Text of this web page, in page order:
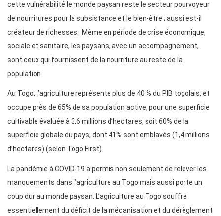
cette vulnérabilité le monde paysan reste le secteur pourvoyeur
de nourritures pour la subsistance et le bien-être ; aussi est-il
créateur de richesses. Même en période de crise économique,
sociale et sanitaire, les paysans, avec un accompagnement,
sont ceux qui fournissent de la nourriture au reste de la
population.
Au Togo, l’agriculture représente plus de 40 % du PIB togolais, et
occupe près de 65% de sa population active, pour une superficie
cultivable évaluée à 3,6 millions d’hectares, soit 60% de la
superficie globale du pays, dont 41% sont emblavés (1,4 millions
d’hectares) (selon Togo First).
La pandémie à COVID-19 a permis non seulement de relever les
manquements dans l’agriculture au Togo mais aussi porte un
coup dur au monde paysan. L’agriculture au Togo souffre
essentiellement du déficit de la mécanisation et du dérèglement